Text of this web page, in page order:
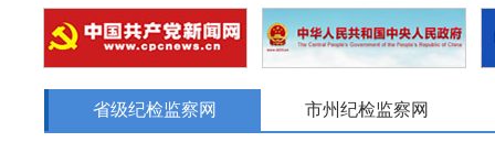
省级纪检监察网 市州纪检监察网